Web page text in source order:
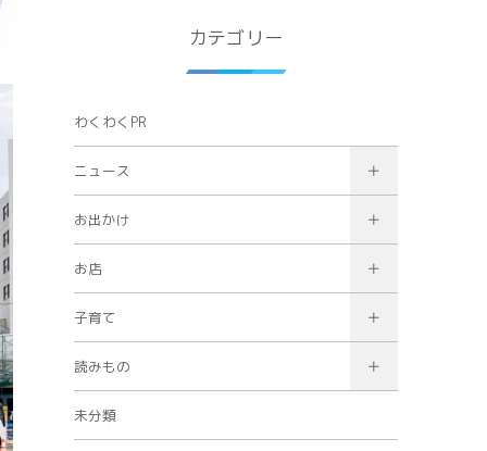
カテゴリー
わくわくPR
ニュース
お出かけ
お店
子育て
読みもの
未分類